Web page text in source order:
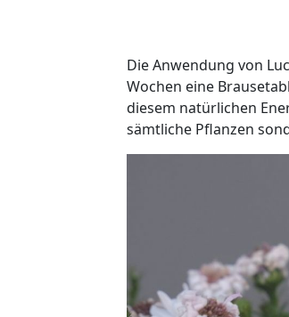
Die Anwendung von
Wochen eine
diesem natürlichen
sämtliche Pflanzen